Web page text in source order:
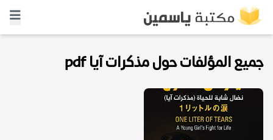
جميع المؤلفات حول مذكرات آيا pdf